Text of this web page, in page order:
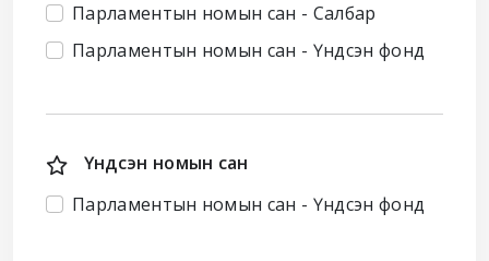
Парламентын номын сан - Салбар
Парламентын номын сан - Үндсэн фонд
Үндсэн номын сан
Парламентын номын сан - Үндсэн фонд